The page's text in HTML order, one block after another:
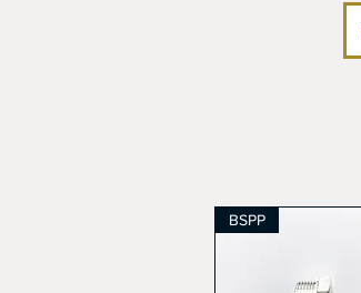
BSPP